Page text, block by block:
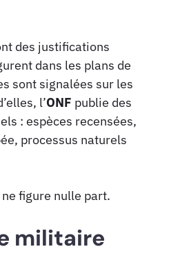
des justifications
dans les plans de
sont signalées sur les
l’ONF publie des
: espèces recensées,
processus naturels
figure nulle part.
militaire